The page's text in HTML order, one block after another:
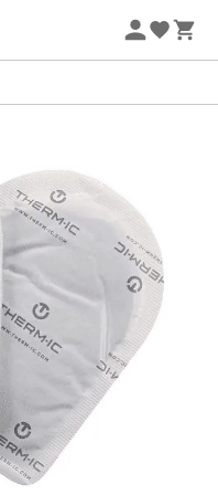
a partir de 2 produtos*